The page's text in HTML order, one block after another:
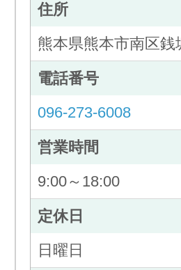
住所
熊本県熊本市南区銭
電話番号
096-273-6008
営業時間
9:00～18:00
定休日
日曜日